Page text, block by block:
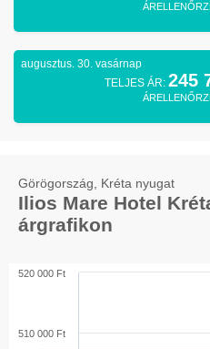
augusztus. 30. vasárnap
TELJES ÁR: 245
Görögország, Kréta nyugat
Ilios Mare Hotel
árgrafikon
510 000 Ft
520 000 Ft